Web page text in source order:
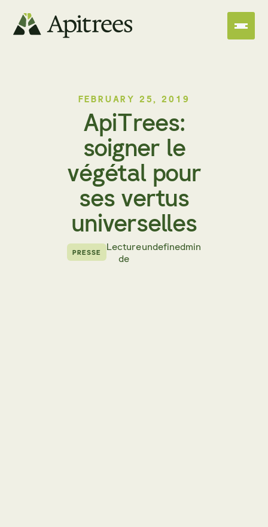
FEBRUARY 25, 2019
ApiTrees:
soigner le
végétal pour
ses vertus
universelles
PRESSE
Lecture
de
undefinedmin